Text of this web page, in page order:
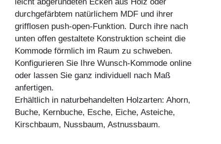
leicht abgerundeten Ecken aus Holz oder
durchgefärbtem natürlichem MDF und ihrer
grifflosen push-open-Funktion. Durch ihre nach
unten offen gestaltete Konstruktion scheint die
Kommode förmlich im Raum zu schweben.
Konfigurieren Sie Ihre Wunsch-Kommode online
oder lassen Sie ganz individuell nach Maß
anfertigen.
Erhältlich in naturbehandelten Holzarten: Ahorn,
Buche, Kernbuche, Esche, Eiche, Asteiche,
Kirschbaum, Nussbaum, Astnussbaum.